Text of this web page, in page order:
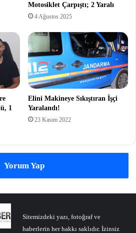
Motosiklet Çarpıştı; 2 Yaralı
4 Ağustos 2025
1
Elini Makineye Sıkıştıran İşçi
Yaralandı!
23 Kasım 2022
Yorum Yap
Sitemizdeki yazı, fotoğraf ve
haberlerin her hakkı saklıdır. İzinsiz